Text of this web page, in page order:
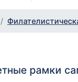
рамки